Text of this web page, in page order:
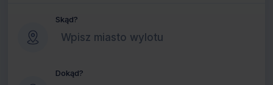
Skąd?
Dokąd?